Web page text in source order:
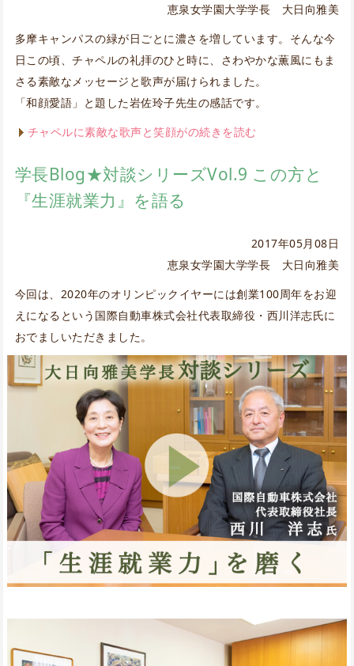
恵泉女学園大学学長 大日向雅美
多摩キャンパスの緑が日ごとに濃さを増しています。そんな今
日この頃、チャペルの礼拝のひと時に、さわやかな薫風にもま
さる素敵なメッセージと歌声が届けられました。
「和顔愛語」と題した岩佐玲子先生の感話です。
チャペルに素敵な歌声と笑顔がの続きを読む
学長Blog★対談シリーズVol.9 この方と
『生涯就業力』を語る
2017年05月08日
恵泉女学園大学学長 大日向雅美
今回は、2020年のオリンピックイヤーには創業100周年をお迎
えになるという国際自動車株式会社代表取締役・西川洋志氏に
おでましいただきました。